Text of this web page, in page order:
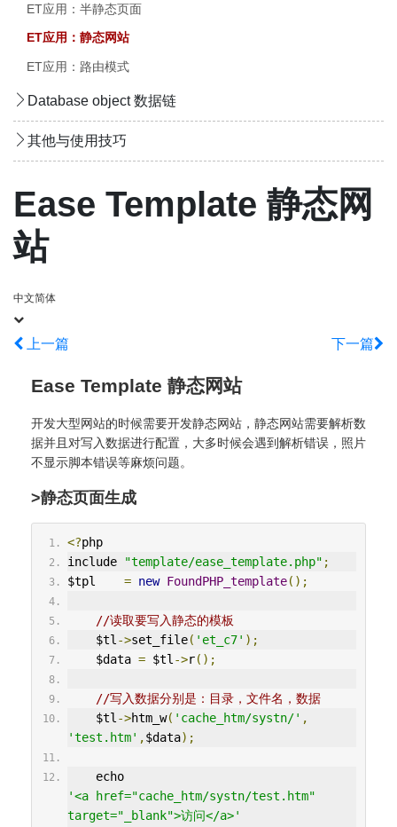
ET应用：半静态页面
ET应用：静态网站
ET应用：路由模式
Database object 数据链
其他与使用技巧
Ease Template 静态网
站
中文简体
上一篇 下一篇
Ease Template 静态网站
开发大型网站的时候需要开发静态网站，静态网站需要解析数
据并且对写入数据进行配置，大多时候会遇到解析错误，照片
不显示脚本错误等麻烦问题。
>静态页面生成
<?php
include
"template/ease_template.php" ;
$tpl = new FoundPHP_template();
//读取要写入静态的模板
    $tl
->set_file( 'et_c7' );
    $data
= $tl->r();
//写入数据分别是：目录，文件名，数据
    $tl
->htm_w( 'cache_htm/systn/' ,
'test.htm' ,$data);
    echo
'<a href="cache_htm/systn/test.htm"
target="_blank">访问</a>'